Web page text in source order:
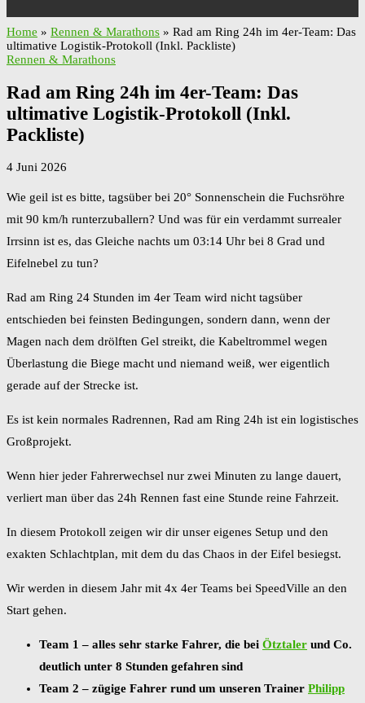
Home » Rennen & Marathons » Rad am Ring 24h im 4er-Team: Das
ultimative Logistik-Protokoll (Inkl. Packliste)
Rennen & Marathons
Rad am Ring 24h im 4er-Team: Das
ultimative Logistik-Protokoll (Inkl.
Packliste)
4 Juni 2026
Wie geil ist es bitte, tagsüber bei 20° Sonnenschein die Fuchsröhre
mit 90 km/h runterzuballern? Und was für ein verdammt surrealer
Irrsinn ist es, das Gleiche nachts um 03:14 Uhr bei 8 Grad und
Eifelnebel zu tun?
Rad am Ring 24 Stunden im 4er Team wird nicht tagsüber
entschieden bei feinsten Bedingungen, sondern dann, wenn der
Magen nach dem drölften Gel streikt, die Kabeltrommel wegen
Überlastung die Biege macht und niemand weiß, wer eigentlich
gerade auf der Strecke ist.
Es ist kein normales Radrennen, Rad am Ring 24h ist ein logistisches
Großprojekt.
Wenn hier jeder Fahrerwechsel nur zwei Minuten zu lange dauert,
verliert man über das 24h Rennen fast eine Stunde reine Fahrzeit.
In diesem Protokoll zeigen wir dir unser eigenes Setup und den
exakten Schlachtplan, mit dem du das Chaos in der Eifel besiegst.
Wir werden in diesem Jahr mit 4x 4er Teams bei SpeedVille an den
Start gehen.
Team 1 – alles sehr starke Fahrer, die bei Ötztaler und Co.
deutlich unter 8 Stunden gefahren sind
Team 2 – zügige Fahrer rund um unseren Trainer Philipp